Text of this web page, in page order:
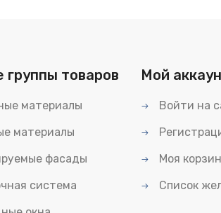
группы товаров
материалы
материалы
фасады
система
Мой
Войти на
Моя
Список